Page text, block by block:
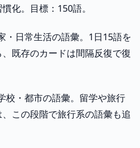
化。目標：150語。
・日常生活の語彙。1日15語を
既存のカードは間隔反復で復
校・都市の語彙。留学や旅行
この段階で旅行系の語彙も追